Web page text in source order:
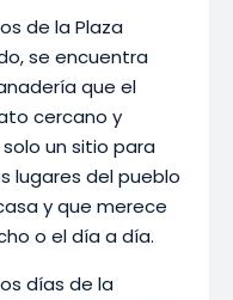
de la Plaza
se encuentra
que el
cercano y
un sitio para
lugares del pueblo
y que merece
o el día a día.
días de la